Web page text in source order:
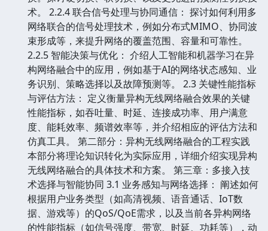
术。 2.2.4 联合信号处理与协同通信： 探讨如何利用多
网络联合的信号处理技术，例如分布式MIMO、协同波
束形成等，来提升网络的覆盖范围、容量和可靠性。
2.2.5 智能决策与优化： 介绍人工智能和机器学习在异
构网络融合中的应用，例如基于AI的网络状态感知、业
务识别、策略选择以及故障预测等。 2.3 关键性能指标
与评估方法： 定义衡量异构无线网络融合效果的关键
性能指标，如吞吐量、时延、连接成功率、用户满意
度、能耗效率、频谱效率等，并介绍相应的评估方法和
仿真工具。 第二部分：异构无线网络融合的工程实践
本部分将理论知识转化为实际应用，详细介绍实现异构
无线网络融合的具体技术和方案。 第三章：多接入技
术选择与智能协同 3.1 业务感知与网络选择： 阐述如何
根据用户业务类型（如高清视频、语音通话、IoT数
据、游戏等）的QoS/QoE需求，以及当前各异构网络
的性能指标（如信号强度、带宽、时延、功耗等），动